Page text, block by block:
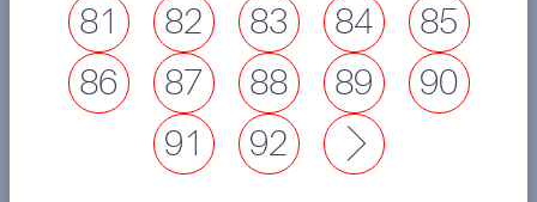
81
82 83 84
85
86
87 88 89
90
91
92 Next